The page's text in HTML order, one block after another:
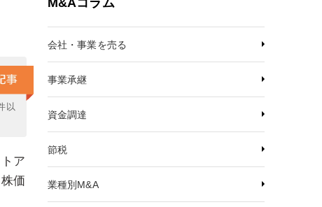
以
ア
価
M&Aコラム
会社・事業を売る
事業承継
資金調達
節税
業種別M&A